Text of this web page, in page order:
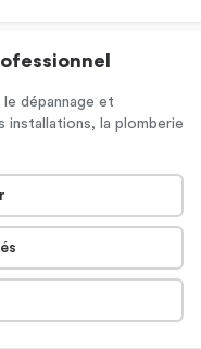
dépannage et
installations, la plomberie